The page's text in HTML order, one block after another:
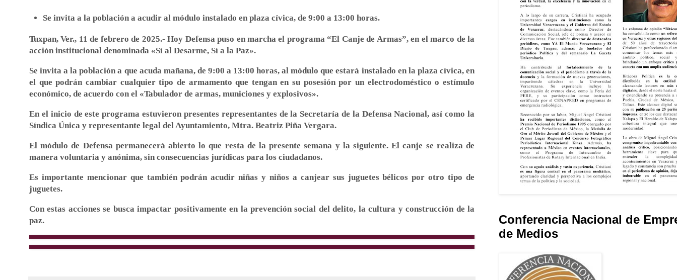
Se invita a la población a acudir al módulo instalado en plaza cívica, de 9:00 a 13:00 horas.
Tuxpan, Ver., 11 de febrero de 2025.- Hoy Defensa puso en marcha el programa “El Canje de Armas”, en el marco de la
acción institucional denominada «Sí al Desarme, Sí a la Paz».
Se invita a la población a que acuda mañana, de 9:00 a 13:00 horas, al módulo que estará instalado en la plaza cívica, en
el que podrán cambiar cualquier tipo de armamento que tengan en su posesión por un electrodoméstico o estímulo
económico, de acuerdo con el «Tabulador de armas, municiones y explosivos».
En el inicio de este programa estuvieron presentes representantes de la Secretaría de la Defensa Nacional, así como la
Síndica Única y representante legal del Ayuntamiento, Mtra. Beatriz Piña Vergara.
El módulo de Defensa permanecerá abierto lo que resta de la presente semana y la siguiente. El canje se realiza de
manera voluntaria y anónima, sin consecuencias jurídicas para los ciudadanos.
Es importante mencionar que también podrán acudir niñas y niños a canjear sus juguetes bélicos por otro tipo de
juguetes.
Con estas acciones se busca impactar positivamente en la prevención social del delito, la cultura y construcción de la
paz.
Conferencia Nacional de
de Medios